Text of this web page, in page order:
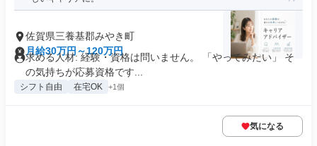
佐賀県三養基郡みやき町
月給30万円～120万円
求める人材: 経験・資格は問いません。 「やってみたい」 そ
の気持ちが応募資格です...
シフト自由 在宅OK +1個
気になる